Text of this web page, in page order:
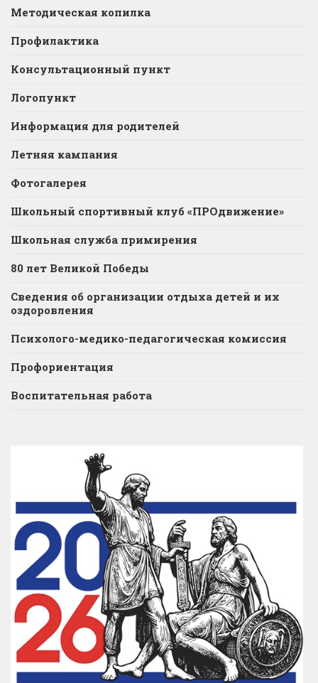
Методическая копилка
Профилактика
Консультационный пункт
Логопункт
Информация для родителей
Летняя кампания
Фотогалерея
Школьный спортивный клуб «ПРОдвижение»
Школьная служба примирения
80 лет Великой Победы
Сведения об организации отдыха детей и их
оздоровления
Психолого-медико-педагогическая комиссия
Профориентация
Воспитательная работа